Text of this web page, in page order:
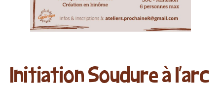
Initiation Soudure à l'arc